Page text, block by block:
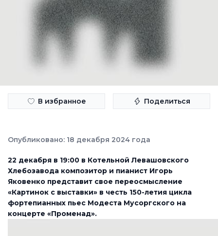
В избранное Поделиться
Опубликовано: 18 декабря 2024 года
22 декабря в 19:00 в Котельной Левашовского
Хлебозавода композитор и пианист Игорь
Яковенко представит свое переосмысление
«Картинок с выставки» в честь 150-летия цикла
фортепианных пьес Модеста Мусоргского на
концерте «Променад».